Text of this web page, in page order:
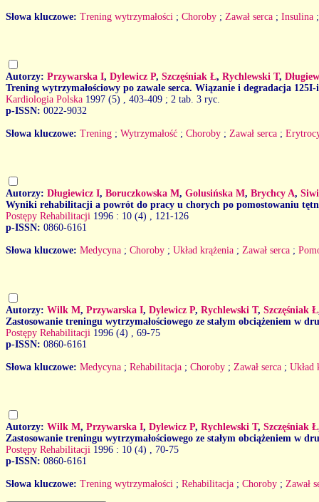
Słowa kluczowe: Trening wytrzymałości ; Choroby ; Zawał serca ; Insulina
Autorzy: Przywarska I, Dylewicz P, Szczęśniak Ł, Rychlewski T,
Trening wytrzymałościowy po zawale serca. Wiązanie i degradacja
Kardiologia Polska 1997 (5)
, 403-409 ; 2 tab. 3 ryc.
p-ISSN: 0022-9032
Słowa kluczowe: Trening ; Wytrzymałość ; Choroby ; Zawał serca ;
Autorzy: Długiewicz I, Boruczkowska M, Golusińska M, Brychcy A,
Wyniki rehabilitacji a powrót do pracy u chorych po pomostowaniu
Postępy Rehabilitacji 1996 : 10 (4)
, 121-126
p-ISSN: 0860-6161
Słowa kluczowe: Medycyna ; Choroby ; Układ krążenia ; Zawał serca ;
Autorzy: Wilk M, Przywarska I, Dylewicz P, Rychlewski T, Szczęśniak Ł
Zastosowanie treningu wytrzymałościowego ze stałym obciążeniem w
Postępy Rehabilitacji 1996 (4)
, 69-75
p-ISSN: 0860-6161
Słowa kluczowe: Medycyna ; Rehabilitacja ; Choroby ; Zawał serca ; Układ
Autorzy: Wilk M, Przywarska I, Dylewicz P, Rychlewski T, Szczęśniak Ł
Zastosowanie treningu wytrzymałościowego ze stałym obciążeniem w
Postępy Rehabilitacji 1996 : 10 (4)
, 70-75
p-ISSN: 0860-6161
Słowa kluczowe: Trening wytrzymałości ; Rehabilitacja ; Choroby ; Zawał